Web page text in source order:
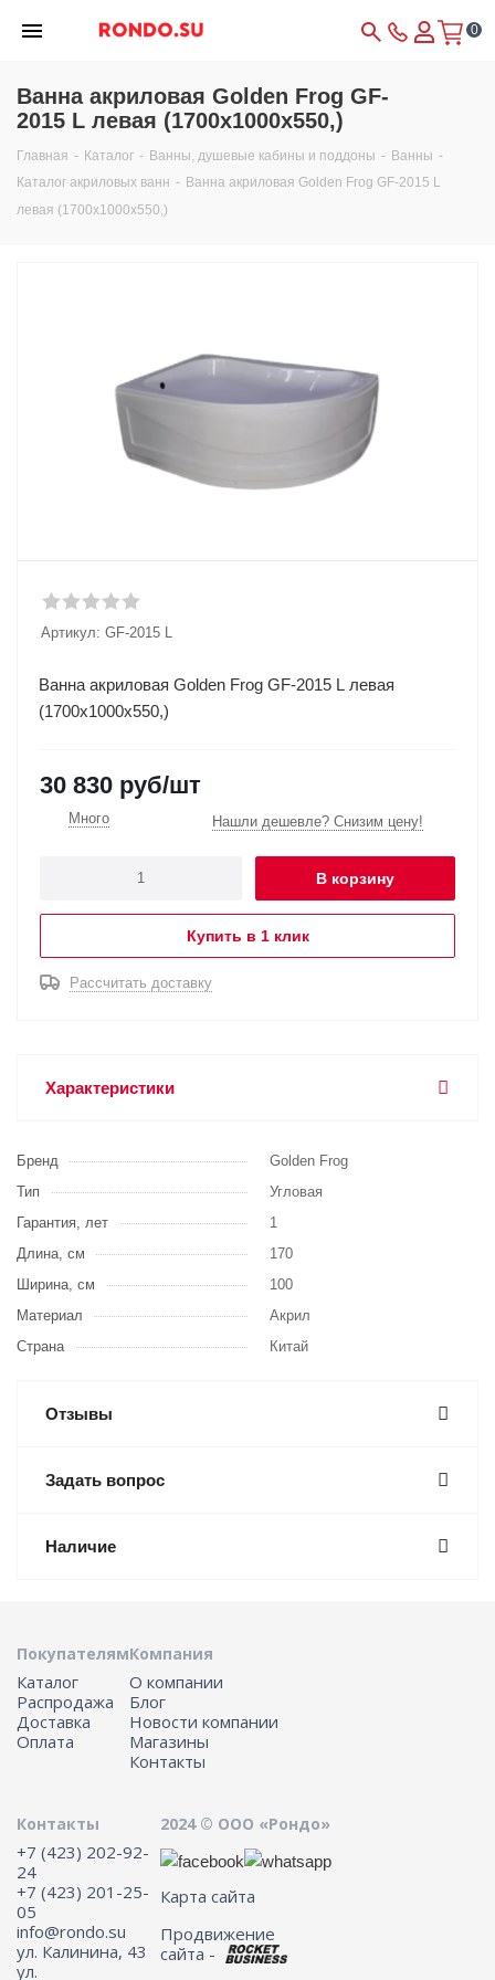
0
Ванна акриловая Golden Frog GF-
2015 L левая (1700x1000x550,)
Главная - Каталог - Ванны, душевые кабины и поддоны - Ванны -
Каталог акриловых ванн - Ванна акриловая Golden Frog GF-2015 L
левая (1700x1000x550,)
Артикул: GF-2015 L
Ванна акриловая Golden Frog GF-2015 L левая
(1700x1000x550,)
30 830 руб/шт
Много Нашли дешевле? Снизим цену!
В корзину
Купить в 1 клик
Рассчитать доставку
Характеристики
Бренд
Golden Frog
Тип
Угловая
Гарантия, лет
1
Длина, см
170
Ширина, см
100
Материал
Акрил
Страна
Китай
Отзывы
Задать вопрос
Наличие
Покупателям
Каталог
Распродажа
Доставка
Оплата
Компания
О компании
Блог
Новости компании
Магазины
Контакты
Контакты
+7 (423) 202-92-
24
+7 (423) 201-25-
05
info@rondo.su
ул. Калинина, 43
ул.
2024 © ООО «Рондо»
Карта сайта
Продвижение
сайта -